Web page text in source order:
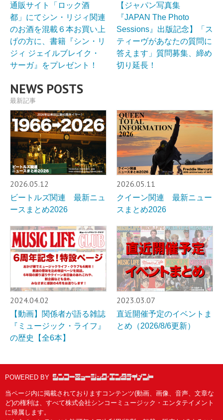
通販サイト「ロック酒
都」にてシン・リジィ関連
のお酒を混載６本お買い上
げの方に、書籍『シン・リ
ジィ ジェイルブレイク・
サーガ』をプレゼント！
【ジャパン写真集
『JAPAN The Photo
Sessions』出版記念】「ス
ティーヴがあなたの質問に
答えます」質問募集、締め
切り延長！
NEWS POSTS
最新記事
2026.05.12
ビートルズ関連 最新ニュ
ースまとめ2026
2026.05.11
クイーン関連 最新ニュー
スまとめ2026
2024.04.02
【動画】関係者が語る雑誌
『ミュージック・ライフ』
の歴史【全6本】
2023.03.07
直近開催予定のイベントま
とめ（2026/8/6更新）
POWERED BY
当ページ内に掲載されておりますコンテンツ(動画、画像、音声、文章な
ど)の権利は、すべて株式会社シンコーミュージック・エンタテイメント
に帰属します。